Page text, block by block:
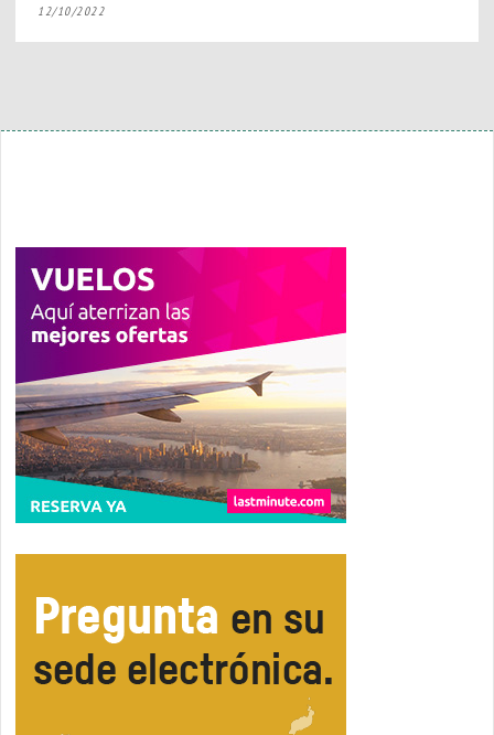
12/10/2022